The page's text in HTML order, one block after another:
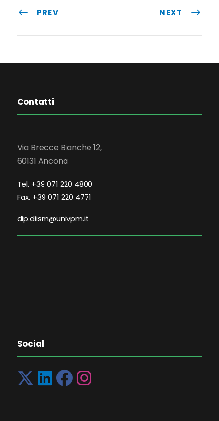
PREV NEXT
Contatti
Via Brecce Bianche 12,
60131 Ancona
Tel. +39 071 220 4800
Fax. +39 071 220 4771
dip.diism@univpm.it
Social